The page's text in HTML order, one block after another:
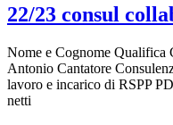
22/23 consul
Nome e Cognome Qualifica
Antonio Cantatore
lavoro e incarico di RSPP
netti